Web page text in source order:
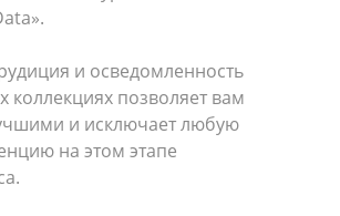
и осведомленность
коллекциях позволяет вам
и исключает любую
на этом этапе